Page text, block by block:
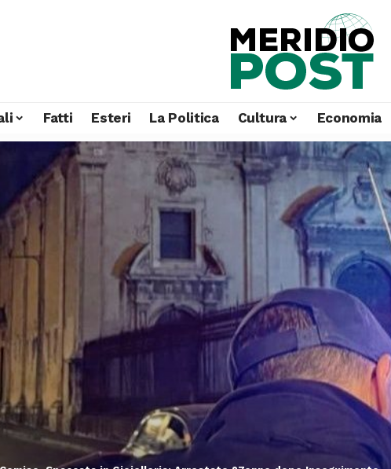
Fatti Esteri La Politica Cultura Economia